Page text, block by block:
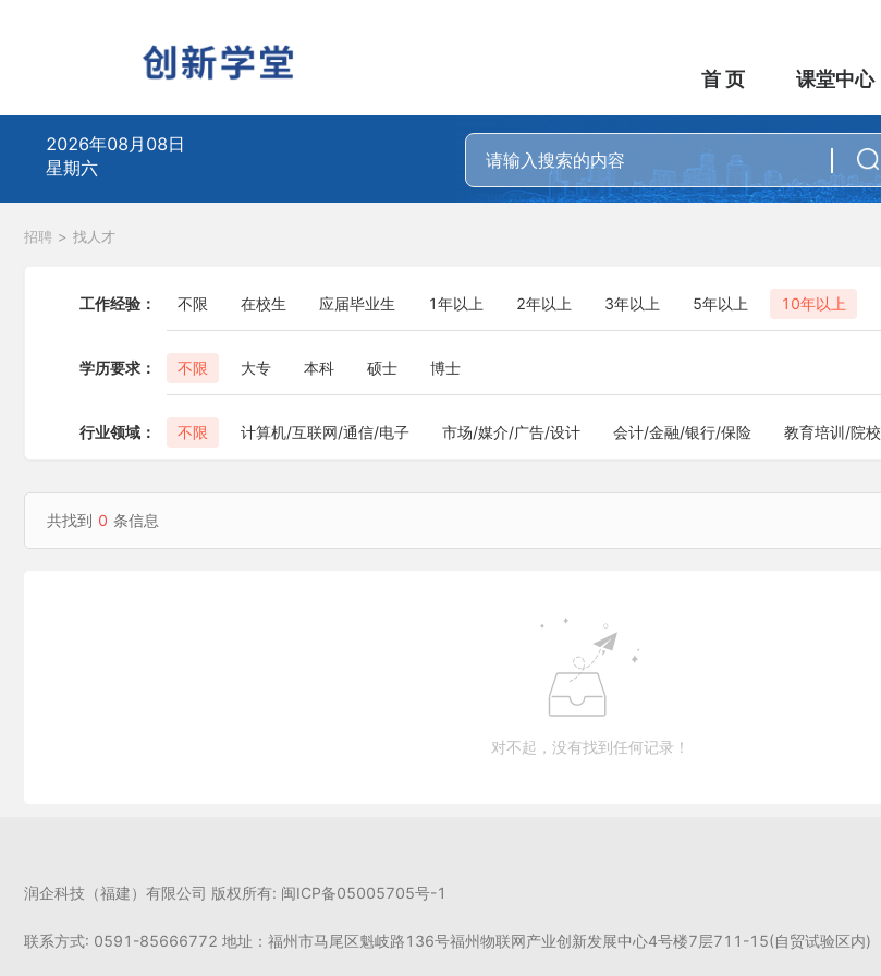
首 页 课堂中心
2026年08月08日
星期六
招聘 > 找人才
工作经验： 不限 在校生 应届毕业生 1年以上 2年以上 3年以上 5年以上 10年以上
学历要求： 不限 大专 本科 硕士 博士
行业领域： 不限 计算机/互联网/通信/电子 市场/媒介/广告/设计 会计/金融/银行/保险 教育培训/院校
共找到 0 条信息
对不起，没有找到任何记录！
润企科技（福建）有限公司 版权所有: 闽ICP备05005705号-1
联系方式: 0591-85666772 地址：福州市马尾区魁岐路136号福州物联网产业创新发展中心4号楼7层711-15(自贸试验区内)